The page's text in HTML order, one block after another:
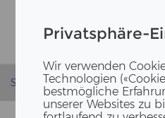
Privatsphäre-
Wir verwenden
Technologien
bestmögliche
unserer Websites zu
Startseite